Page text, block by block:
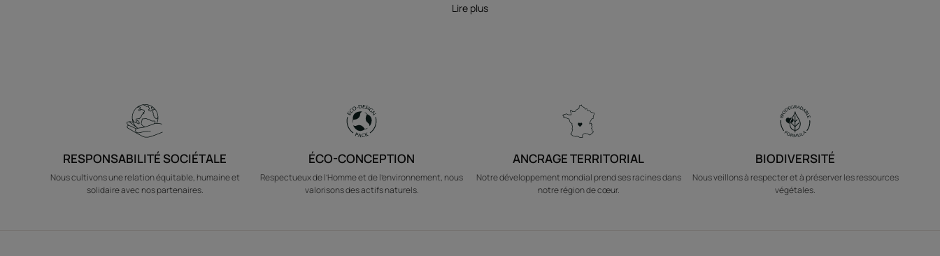
Lire plus
RESPONSABILITÉ SOCIÉTALE
Nous cultivons une relation équitable, humaine et
solidaire avec nos partenaires.
ÉCO-CONCEPTION
Respectueux de l’Homme et de l’environnement, nous
valorisons des actifs naturels.
ANCRAGE TERRITORIAL
Notre développement mondial prend ses racines dans
notre région de cœur.
BIODIVERSITÉ
Nous veillons à respecter et à préserver les ressources
végétales.